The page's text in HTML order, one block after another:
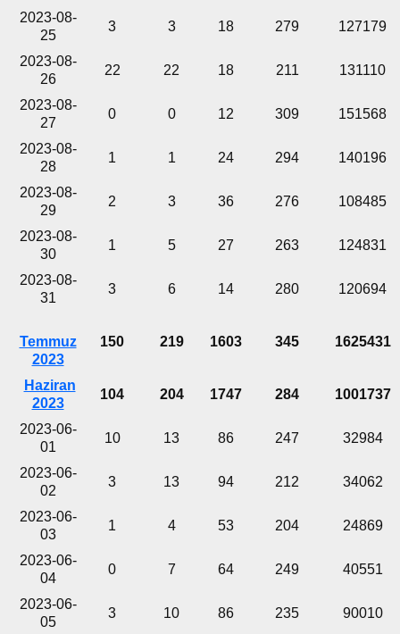
2023-08-
25
3 3 18 279 127179
2023-08-
26
22 22 18 211 131110
2023-08-
27
0 0 12 309 151568
2023-08-
28
1 1 24 294 140196
2023-08-
29
2 3 36 276 108485
2023-08-
30
1 5 27 263 124831
2023-08-
31
3 6 14 280 120694
Temmuz
2023
150 219 1603 345 1625431
Haziran
2023
104 204 1747 284 1001737
2023-06-
01
10 13 86 247 32984
2023-06-
02
3 13 94 212 34062
2023-06-
03
1 4 53 204 24869
2023-06-
04
0 7 64 249 40551
2023-06-
05
3 10 86 235 90010